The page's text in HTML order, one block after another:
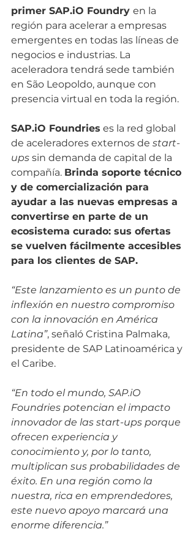
primer SAP.iO Foundry en la
región para acelerar a empresas
emergentes en todas las líneas de
negocios e industrias. La
aceleradora tendrá sede también
en São Leopoldo, aunque con
presencia virtual en toda la región.
SAP.iO Foundries es la red global
de aceleradores externos de start-
ups sin demanda de capital de la
compañía. Brinda soporte técnico
y de comercialización para
ayudar a las nuevas empresas a
convertirse en parte de un
ecosistema curado: sus ofertas
se vuelven fácilmente accesibles
para los clientes de SAP.
“Este lanzamiento es un punto de
inflexión en nuestro compromiso
con la innovación en América
Latina”, señaló Cristina Palmaka,
presidente de SAP Latinoamérica y
el Caribe.
“En todo el mundo, SAP.iO
Foundries potencian el impacto
innovador de las start-ups porque
ofrecen experiencia y
conocimiento y, por lo tanto,
multiplican sus probabilidades de
éxito. En una región como la
nuestra, rica en emprendedores,
este nuevo apoyo marcará una
enorme diferencia.”